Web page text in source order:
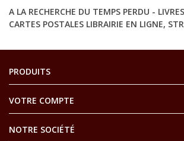
A LA RECHERCHE DU TEMPS PERDU -
CARTES POSTALES LIBRAIRIE EN LIGNE,
PRODUITS
VOTRE COMPTE
NOTRE SOCIÉTÉ